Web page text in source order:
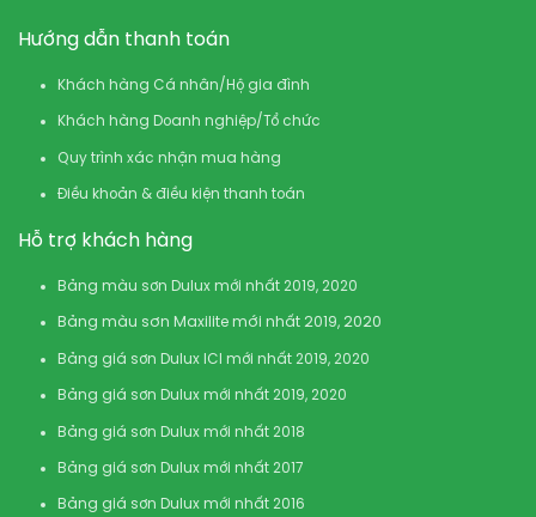
Hướng dẫn thanh toán
Khách hàng Cá nhân/Hộ gia đình
Khách hàng Doanh nghiệp/Tổ chức
Quy trình xác nhận mua hàng
Điều khoản & điều kiện thanh toán
Hỗ trợ khách hàng
Bảng màu sơn Dulux mới nhất 2019, 2020
Bảng màu sơn Maxilite mới nhất 2019, 2020
Bảng giá sơn Dulux ICI mới nhất 2019, 2020
Bảng giá sơn Dulux mới nhất 2019, 2020
Bảng giá sơn Dulux mới nhất 2018
Bảng giá sơn Dulux mới nhất 2017
Bảng giá sơn Dulux mới nhất 2016